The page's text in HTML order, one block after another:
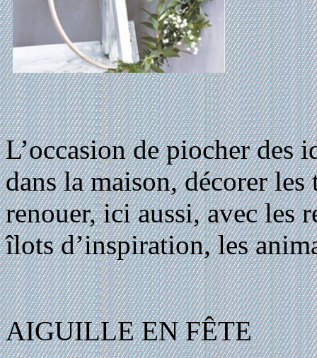
L’occasion de piocher des
dans la maison, décorer les
renouer, ici aussi, avec les
îlots d’inspiration, les
AIGUILLE EN FÊTE